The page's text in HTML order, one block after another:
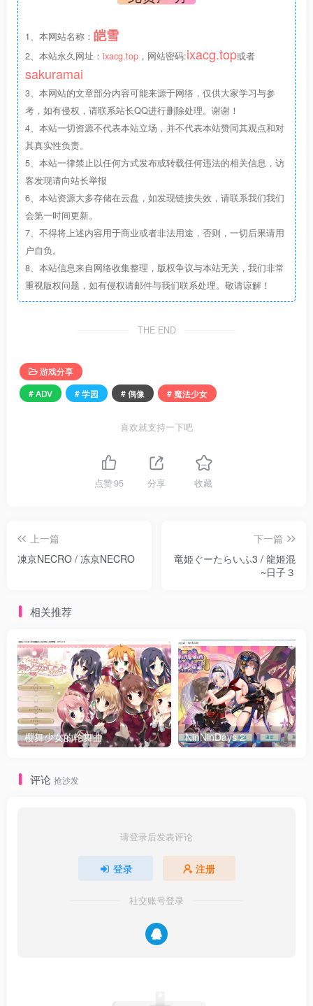
STEAM运行，但电脑可能需要安装有STEAM或者STEAM
是开启状态。
(此为破解补丁发布者原话说明)
3.通过以上2步如若还是无法启动游戏请尝试使用WIN8兼容
模式启动游戏。
4.破解版需双击HappyLiveShowup_Patch启动官方中文游
戏。
1、本网站名称： 皑雪
2、本站永久网址： ixacg.top ，网站密码:ixacg.top或者
sakuramai
3、本网站的文章部分内容可能来源于网络，仅供大家学习与参
考，如有侵权，请联系站长QQ进行删除处理。谢谢！
4、本站一切资源不代表本站立场，并不代表本站赞同其观点和对
其真实性负责。
5、本站一律禁止以任何方式发布或转载任何违法的相关信息，访
客发现请向站长举报
6、本站资源大多存储在云盘，如发现链接失效，请联系我们我们
会第一时间更新。
7、不得将上述内容用于商业或者非法用途，否则，一切后果请用
户自负。
8、本站信息来自网络收集整理，版权争议与本站无关，我们非常
重视版权问题，如有侵权请邮件与我们联系处理。敬请谅解！
THE END
游戏分享
# ADV
# 学园 # 偶像 # 魔法少女
喜欢就支持一下吧
点赞95 分享 收藏
上一篇
凍京NECRO / 冻京NECRO
下一篇
竜姫ぐーたらいふ3 / 龍姬混
~日子３
相关推荐
樱舞少女的轮舞曲 NinNinDays 2
评论 抢沙发
请登录后发表评论
登录 注册
社交账号登录